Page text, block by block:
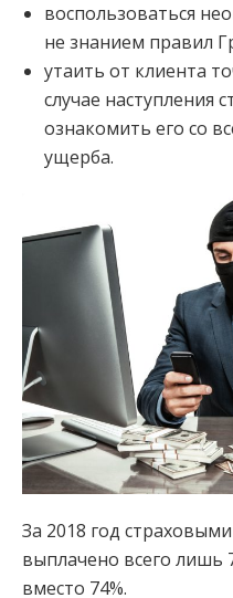
воспользоваться
не знанием правил
утаить от клиента
случае наступления
ознакомить его со
ущерба.
За 2018 год
выплачено всего лишь
вместо 74%.